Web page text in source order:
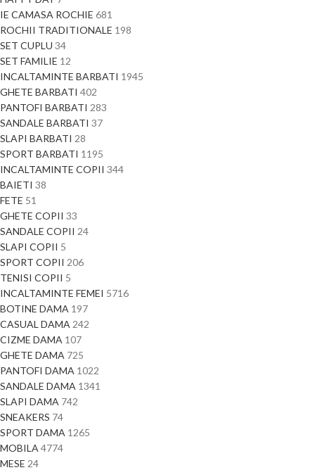
IE CAMASA ROCHIE 681
ROCHII TRADITIONALE 198
SET CUPLU 34
SET FAMILIE 12
INCALTAMINTE BARBATI 1945
GHETE BARBATI 402
PANTOFI BARBATI 283
SANDALE BARBATI 37
SLAPI BARBATI 28
SPORT BARBATI 1195
INCALTAMINTE COPII 344
BAIETI 38
FETE 51
GHETE COPII 33
SANDALE COPII 24
SLAPI COPII 5
SPORT COPII 206
TENISI COPII 5
INCALTAMINTE FEMEI 5716
BOTINE DAMA 197
CASUAL DAMA 242
CIZME DAMA 107
GHETE DAMA 725
PANTOFI DAMA 1022
SANDALE DAMA 1341
SLAPI DAMA 742
SNEAKERS 74
SPORT DAMA 1265
MOBILA 4774
MESE 24